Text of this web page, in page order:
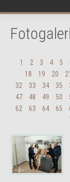
1 2 3 4 5
18
19 20 21
32
33 34 35
47
48 49 50
62
63 64 65